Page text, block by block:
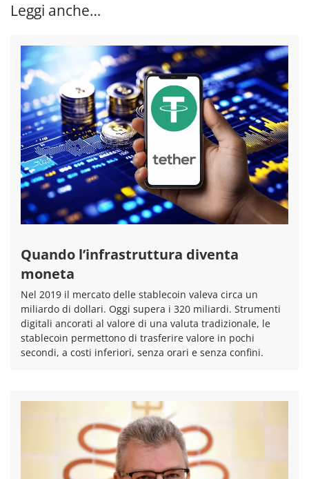
Leggi anche…
Quando l’infrastruttura diventa
moneta
Nel 2019 il mercato delle stablecoin valeva circa un
miliardo di dollari. Oggi supera i 320 miliardi. Strumenti
digitali ancorati al valore di una valuta tradizionale, le
stablecoin permettono di trasferire valore in pochi
secondi, a costi inferiori, senza orari e senza confini.